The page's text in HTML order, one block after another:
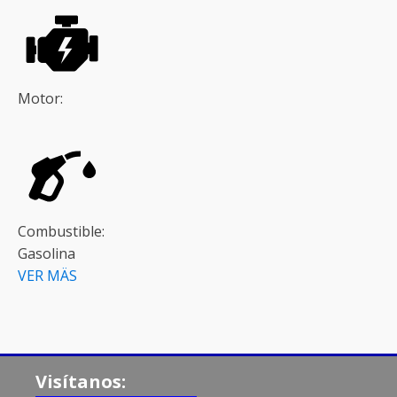
Motor:
Combustible:
Gasolina
VER MÄS
Visítanos: